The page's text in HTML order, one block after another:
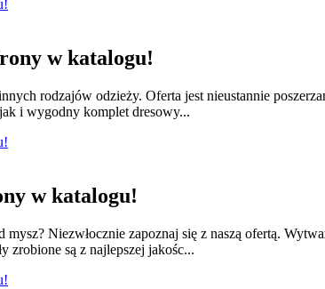
w katalogu!
rodzajów odzieży. Oferta jest nieustannie
i wygodny komplet dresowy...
w katalogu!
Niezwłocznie zapoznaj się z naszą ofertą.
zrobione są z najlepszej jakośc...